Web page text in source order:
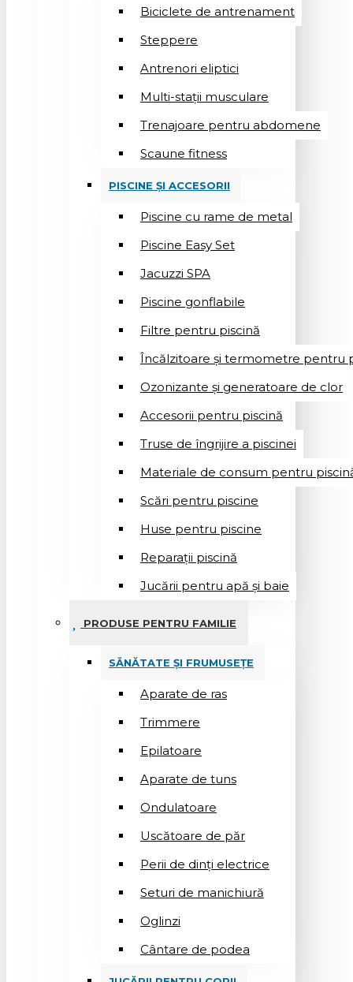
Biciclete de antrenament
Steppere
Antrenori eliptici
Multi-stații musculare
Trenajoare pentru abdomene
Scaune fitness
PISCINE ȘI ACCESORII
Piscine cu rame de metal
Piscine Easy Set
Jacuzzi SPA
Piscine gonflabile
Filtre pentru piscină
Încălzitoare și termometre pentru
Ozonizante și generatoare de clor
Accesorii pentru piscină
Truse de îngrijire a piscinei
Materiale de consum pentru
Scări pentru piscine
Huse pentru piscine
Reparații piscină
Jucării pentru apă și baie
PRODUSE PENTRU FAMILIE
SĂNĂTATE ȘI FRUMUSEȚE
Aparate de ras
Trimmere
Epilatoare
Aparate de tuns
Ondulatoare
Uscătoare de păr
Perii de dinți electrice
Seturi de manichiură
Oglinzi
Cântare de podea